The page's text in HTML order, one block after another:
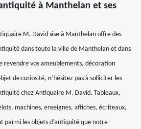
à Manthelan et ses
M. David sise à Manthelan offre des
dans toute la ville de Manthelan et dans
revendre vos ameublements, décoration
de curiosité, n’hésitez pas à solliciter les
chez Antiquaire M. David. Tableaux,
machines, enseignes, affiches, écriteaux,
parmi les objets d’antiquité que notre